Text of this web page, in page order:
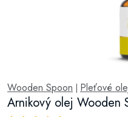
Wooden Spoon Pleťové
Arnikový olej Wooden